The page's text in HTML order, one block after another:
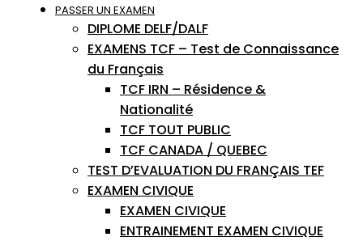
PASSER UN EXAMEN
DIPLOME DELF/DALF
EXAMENS TCF – Test de Connaissance
du Français
TCF IRN – Résidence &
Nationalité
TCF TOUT PUBLIC
TCF CANADA / QUEBEC
TEST D’EVALUATION DU FRANÇAIS TEF
EXAMEN CIVIQUE
EXAMEN CIVIQUE
ENTRAINEMENT EXAMEN CIVIQUE